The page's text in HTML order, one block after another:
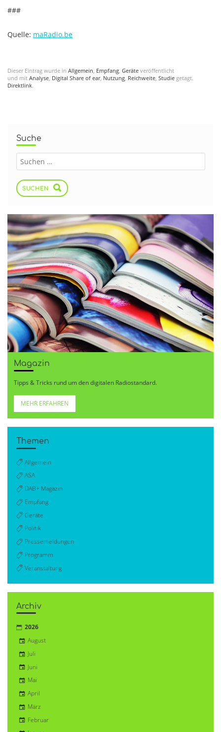
###
Quelle: maRadio.be
Dieser Eintrag wurde in Allgemein, Empfang, Geräte veröffentlicht
und mit Analyse, Digital Share of ear, Nutzung, Reichweite, Studie getagt.
Direktlink.
Suche
SUCHEN
Magazin
Tipps & Tricks rund um den digitalen Radiostandard.
MEHR ERFAHREN
Themen
Allgemein
ASA
DAB+ Magazin
Empfang
Geräte
Politik
Pressemeldungen
Programm
Veranstaltung
Archiv
2026
August
Juli
Juni
Mai
April
März
Februar